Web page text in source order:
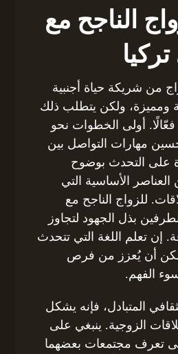
الناجح مع
من شريكة حياة أجنبية
ومميزة، ولكن يتطلب ذلك
فعّالًا. أولى الخطوات نحو
مهارات التواصل بين
على التحدث بوضوح
العناصر الأساسية التي
للزواج الناجح مع
بذل الجهود لتجاوز
إن تعلم اللغة التي تتحدث
أن يُعزز من فرص
الفهم.
المتبادل، فإنه يشكل
الزوجية. ينبغي على
تعرف مجتمعات بعضهما